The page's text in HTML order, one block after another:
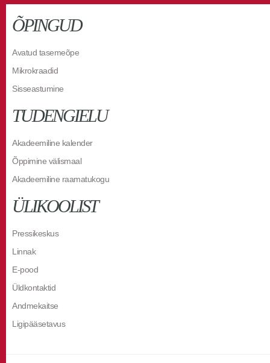
ÕPINGUD
Avatud tasemeõpe
Mikrokraadid
Sisseastumine
TUDENGIELU
Akadeemiline kalender
Õppimine välismaal
Akadeemiline raamatukogu
ÜLIKOOLIST
Pressikeskus
Linnak
E-pood
Üldkontaktid
Andmekaitse
Ligipääsetavus